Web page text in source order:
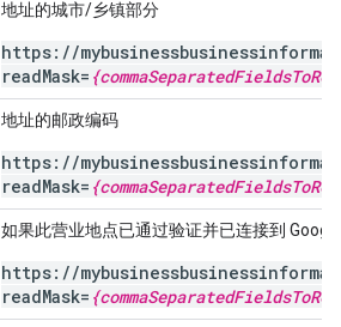
地址的城市/乡镇部分
https://
readMask=
地址的邮政编码
https://
readMask=
如果此营业地点已通过验证并已连接到
https://
readMask=